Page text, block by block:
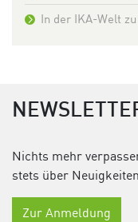
In der IKA-Welt zu
Nichts mehr
stets über
Zur Anmeldung